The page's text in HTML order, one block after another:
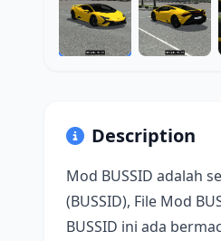
Description
Mod BUSSID adalah
(BUSSID), File Mod
BUSSID ini ada